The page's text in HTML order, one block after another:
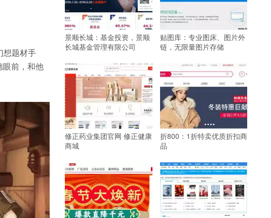
想题材手
眼前，和他
景顺长城：基金投资，景顺
长城基金管理有限公司
贴图库：专业图床、图片外
链，无限量图片存储
修正药业集团官网 修正健康
商城
折800：1折特卖优质折扣商
品